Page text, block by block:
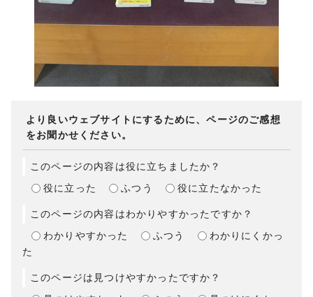
より良いウェブサイトにするために、ページのご感想
をお聞かせください。
このページの内容は役に立ちましたか？
役に立った
ふつう 役に立たなかった
このページの内容はわかりやすかったですか？
わかりやすかった
ふつう
わかりにくかっ
た
このページは見つけやすかったですか？